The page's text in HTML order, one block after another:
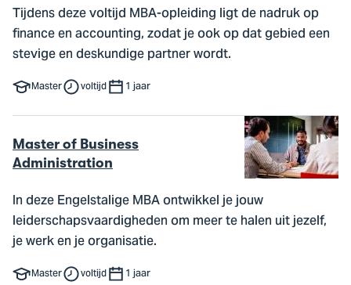
Tijdens deze voltijd MBA-opleiding ligt de nadruk op
finance en accounting, zodat je ook op dat gebied een
stevige en deskundige partner wordt.
Master voltijd 1 jaar
Master of Business
Administration
In deze Engelstalige MBA ontwikkel je jouw
leiderschapsvaardigheden om meer te halen uit jezelf,
je werk en je organisatie.
Master voltijd 1 jaar